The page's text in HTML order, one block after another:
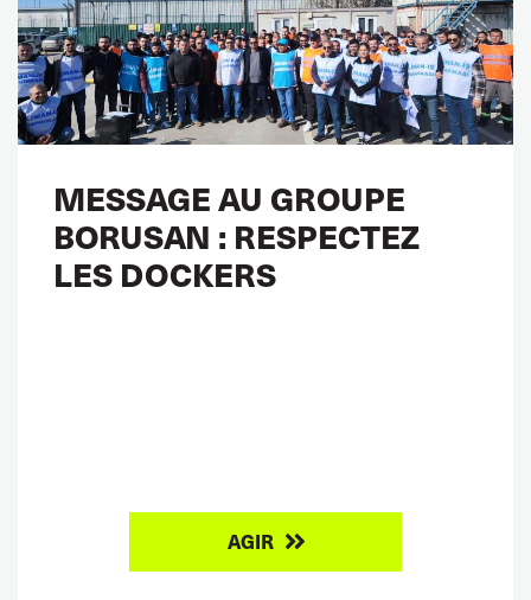
MESSAGE AU GROUPE
BORUSAN : RESPECTEZ
LES DOCKERS
AGIR